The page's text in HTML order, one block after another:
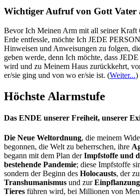
Wichtiger Aufruf von Gott Vater
Bevor Ich Meinen Arm mit all seiner Kraft
Erde entfessle, möchte Ich JEDE
Hinweisen und Anweisungen zu folgen,
geben werde, denn Ich möchte, dass
wird und zu Meinem Haus zurückkehrt,
er/sie ging und von wo er/sie ist. (Weiter...)
Höchste Alarmstufe
Das ENDE unserer Freiheit, unserer
Die Neue Weltordnung, die meinem
begonnen, die Welt zu beherrschen, ihre
begann mit dem Plan derImpfstoffe und
bestehende Pandemie; diese Impfstoffe
sondern der Beginn des Holocausts, der
Transhumanismus und zurEinpflanzung
Tieres führen wird, bei Millionen von